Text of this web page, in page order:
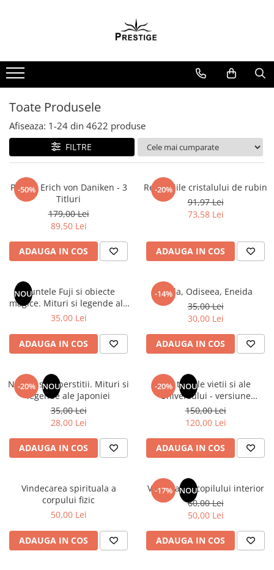
Noutati
Promotii
Spiritualitate - Ezoterism
AngelConnection
Arte Divinatorii
Chiromantie
Dezvoltare Spirituala
KidConnection
Minte Corp
New Illuminati Files
Numerologie
Paranormal
Parapsihologie
Ramtha
Audiobook
ReConnect
Religie
Crestinism
ScienceConnection
SelfConnect
Vindecare Spirituala
Sanatate
Gastronomik
Toate Produsele
Afiseaza: 1-24 din 4622 produse
FILTRE
-50%
Pachet Erich von Daniken - 3
Titluri
179,00 Lei
89,50 Lei
ADAUGA IN COS
-20%
Revelatiile cristalului de rubin
91,97 Lei
73,58 Lei
ADAUGA IN COS
NOUMuntele Fuji si obiecte
magice. Mituri si legende ale
Japoniei
35,00 Lei
ADAUGA IN COS
-14%
Iliada, Odiseea, Eneida
35,00 Lei
30,00 Lei
ADAUGA IN COS
-20% NOU
Natura si superstitii. Mituri si
legende ale Japoniei
35,00 Lei
28,00 Lei
ADAUGA IN COS
-20% NOU
Din tainele vietii si ale
Universului - versiune
originala din 1939. Volumele I-
III. Cutie de colectie -Scarlat
Demetrescu
150,00 Lei
120,00 Lei
ADAUGA IN COS
Vindecarea spirituala a
corpului fizic
50,00 Lei
ADAUGA IN COS
-17% NOU
Vindecarea copilului interior
60,00 Lei
50,00 Lei
ADAUGA IN COS